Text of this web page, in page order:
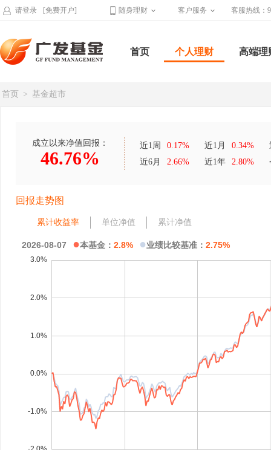
请登录 [免费开户] 随身理财 客户服务 客服热线：
首页 个人理财 高端理
首页 > 基金超市
成立以来净值回报：
46.76%
近1周 0.17% 近1月 0.34%
近6月
2.66% 近1年 2.80%
回报走势图
累计收益率 单位净值 累计净值
2026-08-07 ●本基金： 2.8% ●业绩比较基准： 2.75%